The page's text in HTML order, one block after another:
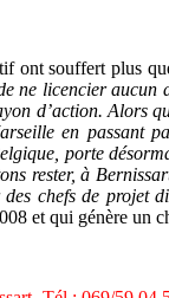
ont souffert plus
licencier aucun
d’action. Alors
en passant
porte
rester, à
chefs de
et qui génère